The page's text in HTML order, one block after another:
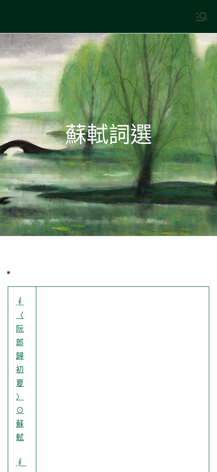
content
中國古典文學
蘇軾詞選
∮
〈
阮
郎
歸
初
夏
〉
⊙
蘇
軾
∮